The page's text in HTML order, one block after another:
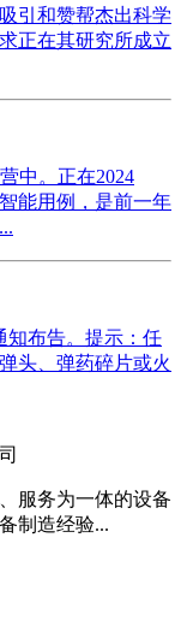
引和赞帮杰出科学
正在其研究所成立
中。正在2024
能用例，是前一年
知布告。提示：任
头、弹药碎片或火
服务为一体的设备
制造经验...